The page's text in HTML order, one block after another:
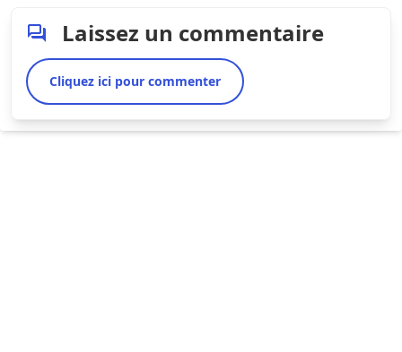
Laissez un commentaire
Cliquez ici pour commenter